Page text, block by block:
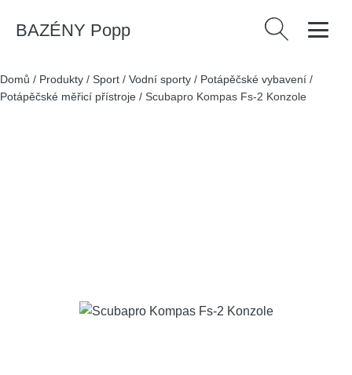
BAZÉNY Popp Vyhledávání
Domů / Produkty / Sport / Vodní sporty / Potápěčské vybavení /
Potápěčské měřicí přístroje / Scubapro Kompas Fs-2 Konzole